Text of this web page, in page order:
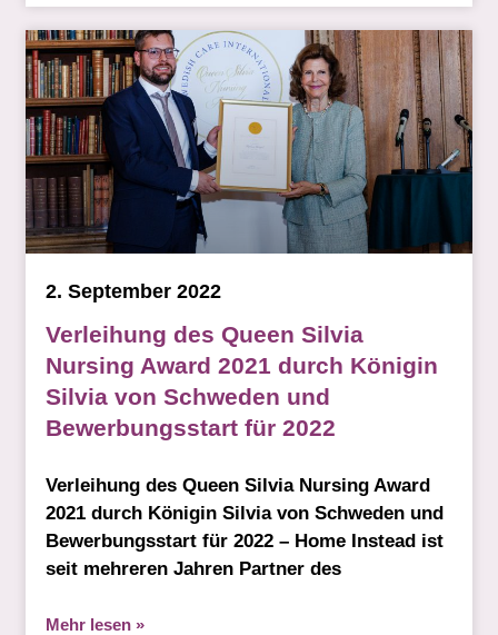
Verleihung des Queen Silvia
Nursing Award 2021 durch Königin
Silvia von Schweden und
Bewerbungsstart für 2022
Verleihung des Queen Silvia Nursing Award
2021 durch Königin Silvia von Schweden und
Bewerbungsstart für 2022 – Home Instead ist
seit mehreren Jahren Partner des
Mehr lesen »
2. September 2022